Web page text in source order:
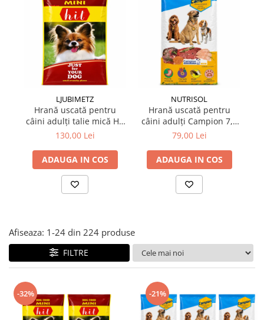
Suplimente și vitamine păsări și
Antidiareice
Gel antiinflamator
LJUBIMETZ
Hrană uscată pentru
câini adulți talie mică Hit
Mini Adult 10 kg
130,00 Lei
ADAUGA IN COS
NUTRISOL
Hrană uscată pentru
câini adulți Campion 7,5
kg
79,00 Lei
ADAUGA IN COS
Afiseaza: 1-24 din 224 produse
FILTRE
-32% -21%